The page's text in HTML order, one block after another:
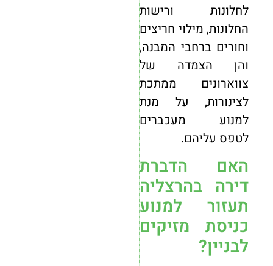
לחלונות ורישות
החלונות, מילוי חריצים
וחורים ברחבי המבנה,
והן הצמדה של
צווארונים ממתכת
לצינורות, על מנת
למנוע מעכברים
לטפס עליהם.
האם הדברת
דירה בהרצליה
תעזור למנוע
כניסת מזיקים
לבניין?